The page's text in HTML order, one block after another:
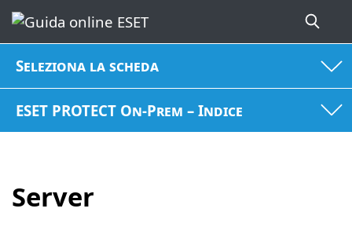
Seleziona la scheda
ESET PROTECT On-Prem – Indice
Server